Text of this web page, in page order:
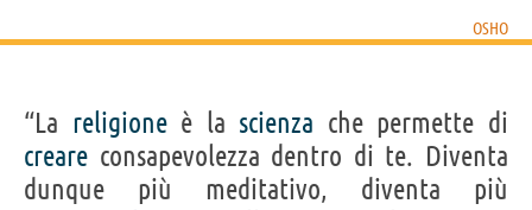
OSHO
“La religioneè la scienza che permette di
creare consapevolezza dentro di te. Diventa
dunque più meditativo, diventa più